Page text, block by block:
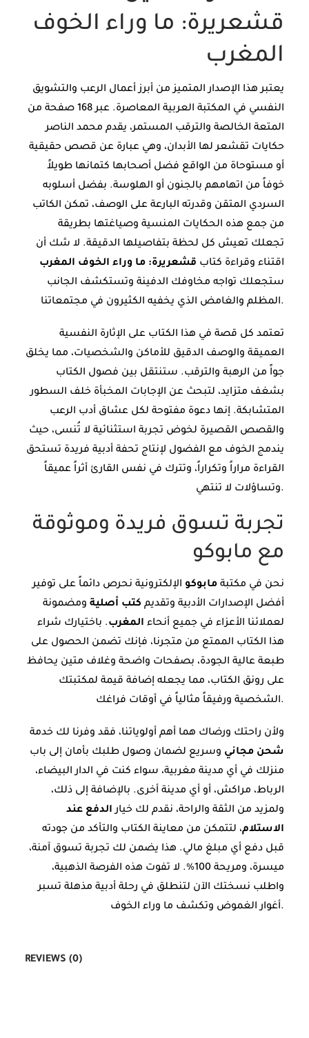
قشعريرة: ما وراء الخوف
المغرب
يعتبر هذا الإصدار المتميز من أبرز أعمال الرعب والتشويق
النفسي في المكتبة العربية المعاصرة. عبر 168 صفحة من
المتعة الخالصة والترقب المستمر، يقدم محمد الناصر
حكايات تقشعر لها الأبدان، وهي عبارة عن قصص حقيقية
أو مستوحاة من الواقع فضل أصحابها كتمانها طويلاً
خوفاً من اتهامهم بالجنون أو الهلوسة. بفضل أسلوبه
السردي المتقن وقدرته البارعة على الوصف، تمكن الكاتب
من جمع هذه الحكايات المنسية وصياغتها بطريقة
تجعلك تعيش كل لحظة بتفاصيلها الدقيقة. لا شك أن
اقتناء وقراءة كتاب قشعريرة: ما وراء الخوف المغرب
ستجعلك تواجه مخاوفك الدفينة وتستكشف الجانب
المظلم والغامض الذي يخفيه الكثيرون في مجتمعاتنا.
تعتمد كل قصة في هذا الكتاب على الإثارة النفسية
العميقة والوصف الدقيق للأماكن والشخصيات، مما يخلق
جواً من الرهبة والترقب. ستنتقل بين فصول الكتاب
بشغف متزايد، لتبحث عن الإجابات المخبأة خلف السطور
المتشابكة. إنها دعوة مفتوحة لكل عشاق أدب الرعب
والقصص القصيرة لخوض تجربة استثنائية لا تُنسى، حيث
يندمج الخوف مع الفضول لإنتاج تحفة أدبية فريدة تستحق
القراءة مراراً وتكراراً، وتترك في نفس القارئ أثراً عميقاً
وتساؤلات لا تنتهي.
تجربة تسوق فريدة وموثوقة
مع مابوكو
نحن في مكتبة مابوكو الإلكترونية نحرص دائماً على توفير
أفضل الإصدارات الأدبية وتقديم كتب أصلية ومضمونة
لعملائنا الأعزاء في جميع أنحاء المغرب. باختيارك شراء
هذا الكتاب الممتع من متجرنا، فإنك تضمن الحصول على
طبعة عالية الجودة، بصفحات واضحة وغلاف متين يحافظ
على رونق الكتاب، مما يجعله إضافة قيمة لمكتبتك
الشخصية ورفيقاً مثالياً في أوقات فراغك.
ولأن راحتك ورضاك هما أهم أولوياتنا، فقد وفرنا لك خدمة
شحن مجاني وسريع لضمان وصول طلبك بأمان إلى باب
منزلك في أي مدينة مغربية، سواء كنت في الدار البيضاء،
الرباط، مراكش، أو أي مدينة أخرى. بالإضافة إلى ذلك،
ولمزيد من الثقة والراحة، نقدم لك خيارالدفع عند
الاستلام، لتتمكن من معاينة الكتاب والتأكد من جودته
قبل دفع أي مبلغ مالي. هذا يضمن لك تجربة تسوق آمنة،
ميسرة، ومريحة 100%. لا تفوت هذه الفرصة الذهبية،
واطلب نسختك الآن لتنطلق في رحلة أدبية مذهلة تسبر
أغوار الغموض وتكشف ما وراء الخوف.
REVIEWS (0)